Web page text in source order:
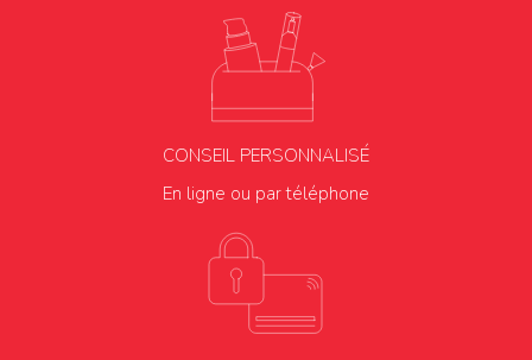
CONSEIL PERSONNALISÉ
En ligne ou par téléphone